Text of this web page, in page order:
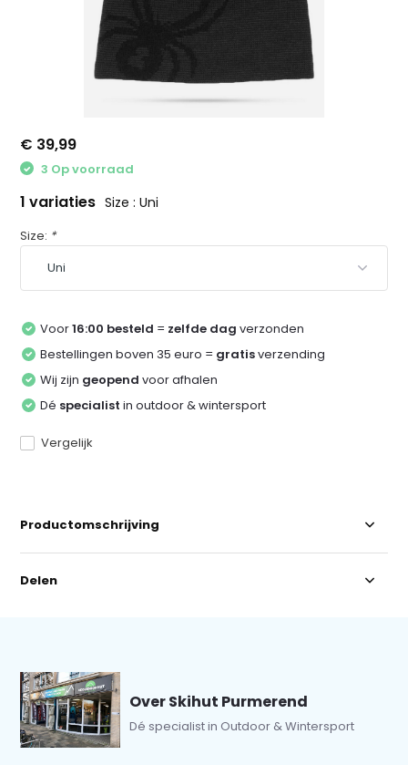
€ 39,99
3 Op voorraad
1 variaties Size : Uni
Size: *
Voor16:00 besteld = zelfde dag verzonden
Bestellingen boven 35 euro = gratisverzending
Wij zijn geopend voor afhalen
Dé specialist in outdoor & wintersport
Vergelijk
Productomschrijving
Delen
Over Skihut Purmerend
Dé specialist in Outdoor & Wintersport